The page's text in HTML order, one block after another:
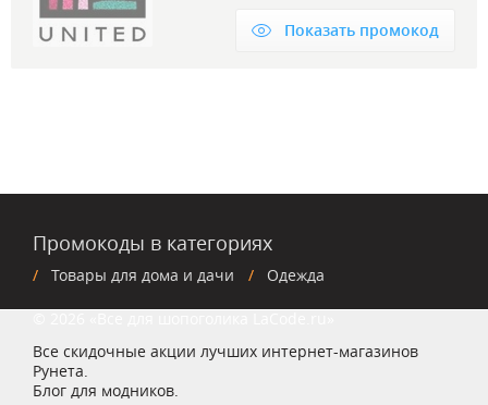
Показать промокод
Промокоды в категориях
Товары для дома и дачи Одежда
Все скидочные акции лучших интернет-магазинов
Рунета.
Блог для модников.